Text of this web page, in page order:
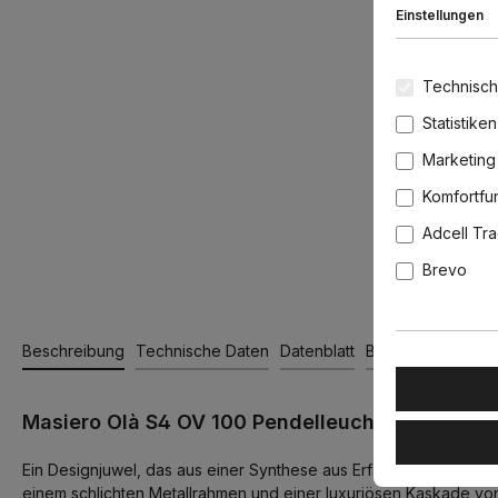
Beschreibung Technische Daten Datenblatt Bewertungen
Masiero Olà S4 OV 100 Pendelleuchte, Weiß
Ein Designjuwel, das aus einer Synthese aus Erfahrung und
einem schlichten Metallrahmen und einer luxuriösen Kaskade
Einstellungen
Statistiken
Marketing
Adcell
Brevo